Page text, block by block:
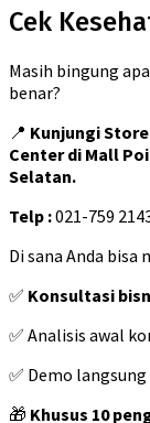
Cek
Masih bingung
benar?
📍 Kunjungi
Center di Mall
Selatan.
Telp :021-759
Di sana Anda bisa
✅ Konsultasi
✅ Analisis awal
✅ Demo langsung
🎁 Khusus 10